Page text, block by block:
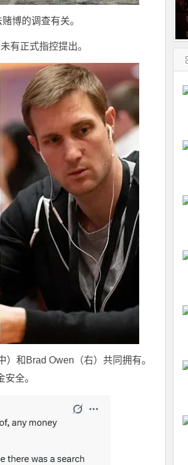
博的调查有关。
有正式指控提出。
和Brad Owen（右）共同拥有。
全。